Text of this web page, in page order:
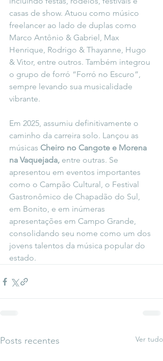
casas de show. Atuou como músico
freelancer ao lado de duplas como
Marco Antônio & Gabriel, Max
Henrique, Rodrigo & Thayanne, Hugo
& Vitor, entre outros. Também integrou
o grupo de forró “Forró no Escuro”,
sempre levando sua musicalidade
vibrante.
Em 2025, assumiu definitivamente o
caminho da carreira solo. Lançou as
músicas Cheiro no Cangote e Morena
na Vaquejada, entre outras. Se
apresentou em eventos importantes
como o Campão Cultural, o Festival
Gastronômico de Chapadão do Sul,
em Bonito, e em inúmeras
apresentações em Campo Grande,
consolidando seu nome como um dos
jovens talentos da música popular do
estado.
Posts recentes Ver tudo